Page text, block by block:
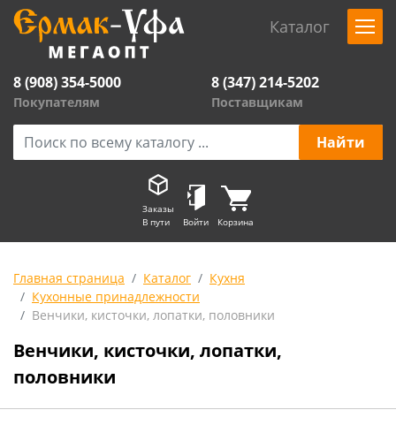
Каталог
8 (908) 354-5000
Покупателям
8 (347) 214-5202
Поставщикам
Заказы
В пути
Войти Корзина
Главная страница Каталог
Кухня
Кухонные принадлежности
Венчики, кисточки, лопатки, половники
Венчики, кисточки, лопатки,
половники